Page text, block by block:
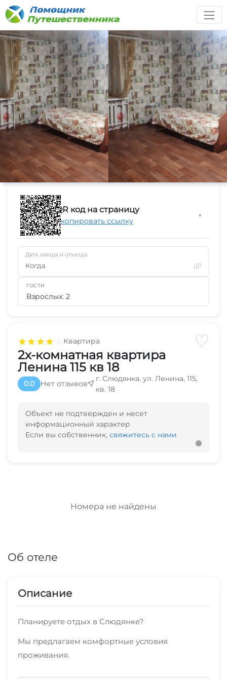
★★★★☆Квартира ♡
2х-комнатная квартира
Ленина 115 кв 18
0.0 Нет отзывов
г. Слюдянка, ул. Ленина, 115,
кв. 18
Объект не подтвержден и несет
информационный характер
Если вы собственник, свяжитесь с нами
Номера не найдены
Об отеле
Описание
Планируете отдых в Слюдянке?
Мы предлагаем комфортные условия
проживания.
QR код на страницу
Скопировать ссылку
▼
Дата заезда и отъезда
Когда
ГОСТИ
Взрослых: 2